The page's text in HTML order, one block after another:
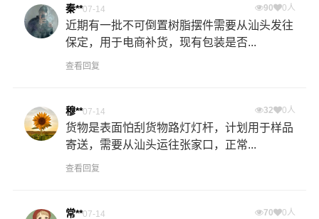
秦**07-14 90 0人
近期有一批不可倒置树脂摆件需要从汕头发往
保定，用于电商补货，现有包装是否...
查看回复
穆**07-14 32 0人
货物是表面怕刮货物路灯灯杆，计划用于样品
寄送，需要从汕头运往张家口，正常...
查看回复
常**07-14 70 0人